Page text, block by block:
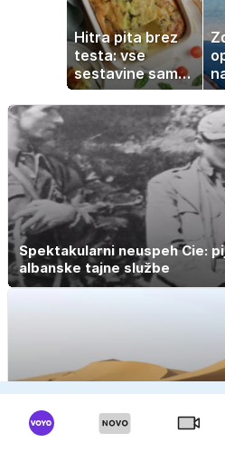
Hitra pita brez
testa: vse
sestavine samo
zmešate in
pečica opravi
ostalo
Spektakularni neuspeh Cie:
albanske tajne službe
Sam po svetu? 'Svoboda,